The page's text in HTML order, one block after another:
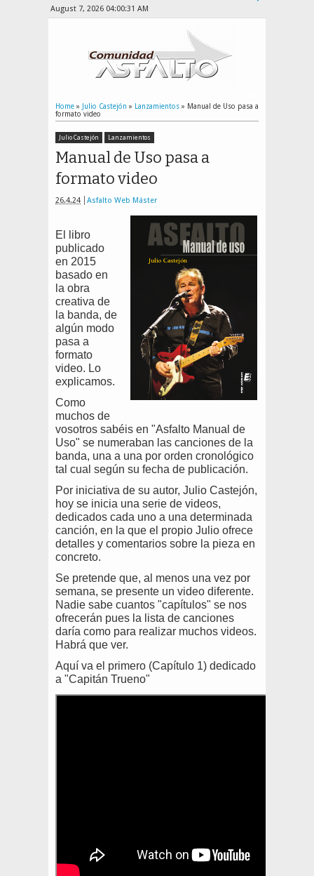
August 7, 2026 04:00:31 AM
Home » Julio Castejón » Lanzamientos » Manual de Uso pasa a
formato video
Julio Castejón Lanzamientos
Manual de Uso pasa a
formato video
26.4.24 Asfalto Web Máster
El libro
publicado
en 2015
basado en
la obra
creativa de
la banda, de
algún modo
pasa a
formato
video. Lo
explicamos.
Como
muchos de
vosotros sabéis en "Asfalto Manual de
Uso" se numeraban las canciones de la
banda, una a una por orden cronológico
tal cual según su fecha de publicación.
Por iniciativa de su autor, Julio Castejón,
hoy se inicia una serie de videos,
dedicados cada uno a una determinada
canción, en la que el propio Julio ofrece
detalles y comentarios sobre la pieza en
concreto.
Se pretende que, al menos una vez por
semana, se presente un video diferente.
Nadie sabe cuantos "capítulos" se nos
ofrecerán pues la lista de canciones
daría como para realizar muchos videos.
Habrá que ver.
Aquí va el primero (Capítulo 1) dedicado
a "Capitán Trueno"